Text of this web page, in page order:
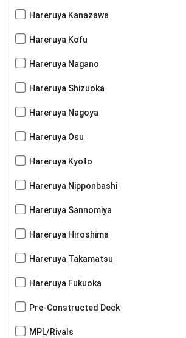
Hareruya Kanazawa
Hareruya Kofu
Hareruya Nagano
Hareruya Shizuoka
Hareruya Nagoya
Hareruya Osu
Hareruya Kyoto
Hareruya Nipponbashi
Hareruya Sannomiya
Hareruya Hiroshima
Hareruya Takamatsu
Hareruya Fukuoka
Pre-Constructed Deck
MPL/Rivals